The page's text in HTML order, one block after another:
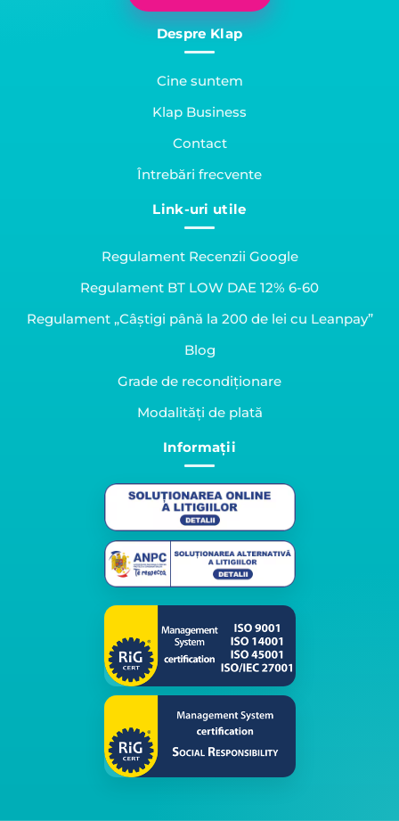
Despre Klap
Cine suntem
Klap Business
Contact
Întrebări frecvente
Link-uri utile
Regulament Recenzii Google
Regulament BT LOW DAE 12% 6-60
Regulament „Câștigi până la 200 de lei cu Leanpay”
Blog
Grade de recondiționare
Modalități de plată
Informații